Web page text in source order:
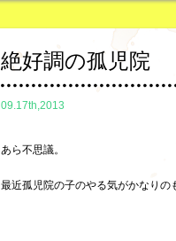
絶好調の孤児院
09.17th,2013
あら不思議。
最近孤児院の子のやる気がかなりの